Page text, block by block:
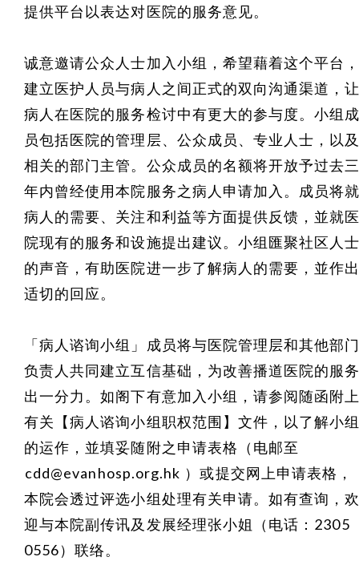
提供平台以表达对医院的服务意见。
诚意邀请公众人士加入小组，希望藉着这个平台
建立医护人员与病人之间正式的双向沟通渠道，
病人在医院的服务检讨中有更大的参与度。小组
员包括医院的管理层、公众成员、专业人士，以
相关的部门主管。公众成员的名额将开放予过去
年内曾经使用本院服务之病人申请加入。成员将
病人的需要、关注和利益等方面提供反馈，並就
院现有的服务和设施提出建议。小组匯聚社区人
的声音，有助医院进一步了解病人的需要，並作
适切的回应。
「病人谘询小组」成员将与医院管理层和其他部
负责人共同建立互信基础，为改善播道医院的服
出一分力。如阁下有意加入小组，请参阅随函附
有关【病人谘询小组职权范围】文件，以了解小
的运作，並填妥随附之申请表格（电邮至
cdd@evanhosp.org.hk ）或提交网上申请表格，
本院会透过评选小组处理有关申请。如有查询，
迎与本院副传讯及发展经理张小姐（电话：2305
0556）联络。